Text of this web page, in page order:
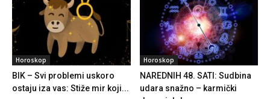
Horoskop
BIK – Svi problemi uskoro
ostaju iza vas: Stiže mir koji...
Horoskop
NAREDNIH 48. SATI: Sudbina
udara snažno – karmički